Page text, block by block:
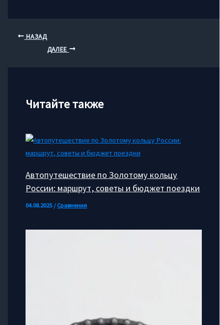
НАЗАД
ДАЛЕЕ
Читайте также
Автопутешествие по Золотому кольцу
России: маршрут, советы и бюджет поездки
04.08.2025/Сравнения